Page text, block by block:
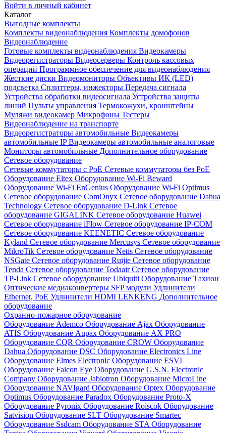
Войти в личный кабинет
Каталог
Выгодные комплекты
Комплекты видеонаблюдения Комплекты домофонов
Видеонаблюдение
Готовые комплекты видеонаблюдения Видеокамеры
Видеорегистраторы Видеосерверы Контроль кассовых
операций Программное обеспечение для видеонаблюдения
Жесткие диски Видеомониторы Объективы ИК (LED)
подсветка Сплиттеры, инжекторы Передача сигнала
Устройства обработки видеосигнала Устройства защиты
линий Пульты управления Термокожухи, кронштейны
Муляжи видеокамер Микрофоны Тестеры
Видеонаблюдение на транспорте
Видеорегистраторы автомобильные Видеокамеры
автомобильные IPВидеокамеры автомобильные аналоговые
Мониторы автомобильные Дополнительное оборудование
Сетевое оборудование
Сетевые коммутаторы с РоЕ Сетевые коммутаторы без РоЕ
Оборудование Eltex Оборудование Wi-Fi Beward
Оборудование Wi-Fi EnGenius Оборудование Wi-Fi Optimus
Сетевое оборудование ComOnyx Сетевое оборудование Dahua
Technology Сетевое оборудование D-Link Сетевое
оборудование GIGALINK Сетевое оборудование Huawei
Сетевое оборудование iFlow Сетевое оборудование IP-COM
Сетевое оборудование KEENETIC Сетевое оборудование
Kyland Сетевое оборудование Mercusys Сетевое оборудование
MikroTik Сетевое оборудование Netis Сетевое оборудование
NSGate Сетевое оборудование Ruijie Сетевое оборудование
Tenda Сетевое оборудование TodaairСетевое оборудование
TP-Link Сетевое оборудование Ubiquiti Оборудование Тахион
Оптические медиаконвертеры SFP модули Удлинители
Ethernet, PoE Удлинители HDMI LENKENG Дополнительное
оборудование
Охранно-пожарное оборудование
Оборудование Ademco Оборудование Ajax Оборудование
ATIS Оборудование Aupax Оборудование AX PRO
Оборудование CQR Оборудование CROW Оборудование
Dahua Оборудование DSC Оборудование Electronics Line
Оборудование Elmes Electronic Оборудование ESVI
Оборудование Falcon Eye Оборудование G.S.N. Electronic
Company Оборудование Jablotron Оборудование MicroLine
Оборудование NAVIgard Оборудование Optex Оборудование
Optimus Оборудование Paradox Оборудование Proto-X
Оборудование Pyronix Оборудование Roiscok Оборудование
Satvision Оборудование SLT Оборудование Smartec
Оборудование Ssdcam Оборудование STA Оборудование